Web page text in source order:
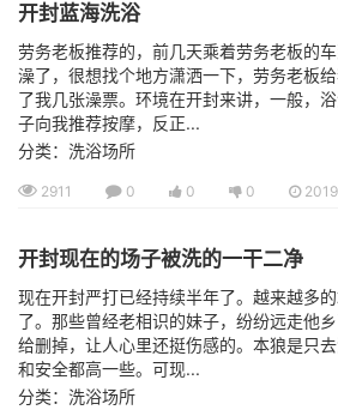
开封蓝海洗浴
劳务老板推荐的，前几天乘着劳务老板的
澡了，很想找个地方潇洒一下，劳务老板
了我几张澡票。环境在开封来讲，一般，
子向我推荐按摩，反正...
分类：洗浴场所
2911 0 0 0
开封现在的场子被洗的一干二净
现在开封严打已经持续半年了。越来越多
了。那些曾经老相识的妹子，纷纷远走他
给删掉，让人心里还挺伤感的。本狼是只
和安全都高一些。可现...
分类：洗浴场所